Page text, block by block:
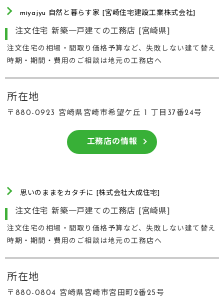
miyajyu 自然と暮らす家 [宮崎住宅建設工業株式会社]
注文住宅 新築一戸建ての工務店 [宮崎県]
注文住宅の相場・間取り価格予算など、失敗しない建て替え
時期・期間・費用のご相談は地元の工務店へ
所在地
〒880-0923 宮崎県宮崎市希望ケ丘 1 丁目37番24号
工務店の情報
思いのままをカタチに [株式会社大成住宅]
注文住宅 新築一戸建ての工務店 [宮崎県]
注文住宅の相場・間取り価格予算など、失敗しない建て替え
時期・期間・費用のご相談は地元の工務店へ
所在地
〒880-0804 宮崎県宮崎市宮田町2番25号